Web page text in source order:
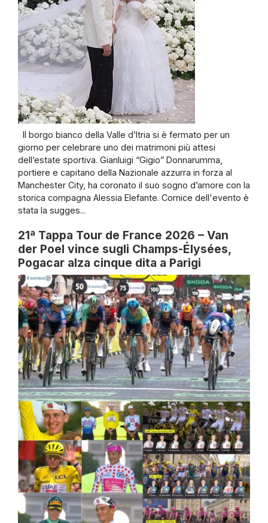
Il borgo bianco della Valle d’Itria si è fermato per un
giorno per celebrare uno dei matrimoni più attesi
dell’estate sportiva. Gianluigi “Gigio” Donnarumma,
portiere e capitano della Nazionale azzurra in forza al
Manchester City, ha coronato il suo sogno d’amore con la
storica compagna Alessia Elefante. Cornice dell'evento è
stata la sugges...
21ª Tappa Tour de France 2026 – Van
der Poel vince sugli Champs-Élysées,
Pogacar alza cinque dita a Parigi